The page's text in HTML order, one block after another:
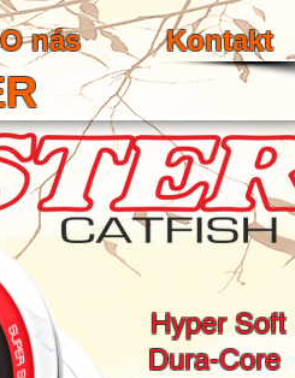
Hyper Soft
Dura-Core
O nás Kontakt